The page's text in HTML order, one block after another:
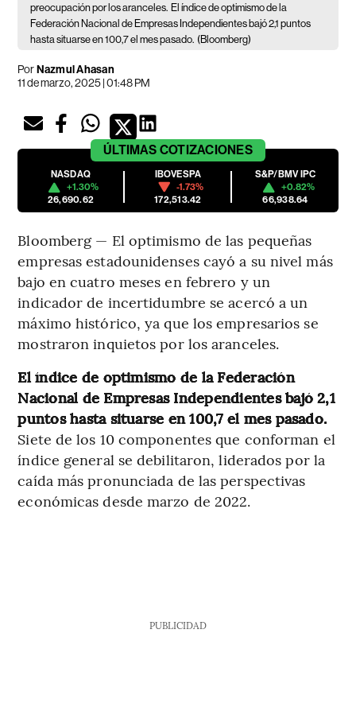
preocupación por los aranceles. El índice de optimismo de la
Federación Nacional de Empresas Independientes bajó 2,1 puntos
hasta situarse en 100,7 el mes pasado. (Bloomberg)
PorNazmul Ahasan
11 de marzo, 2025 | 01:48 PM
ÚLTIMAS COTIZACIONES
NASDAQ
+1.30%
26,690.62
IBOVESPA
-1.73%
172,513.42
S&P/BMV IPC
+0.82%
66,938.64
Bloomberg — El optimismo de las pequeñas
empresas estadounidenses cayó a su nivel más
bajo en cuatro meses en febrero y un
indicador de incertidumbre se acercó a un
máximo histórico, ya que los empresarios se
mostraron inquietos por los aranceles.
El índice de optimismo de la Federación
Nacional de Empresas Independientes bajó 2,1
puntos hasta situarse en 100,7 el mes pasado.
Siete de los 10 componentes que conforman el
índice general se debilitaron, liderados por la
caída más pronunciada de las perspectivas
económicas desde marzo de 2022.
PUBLICIDAD